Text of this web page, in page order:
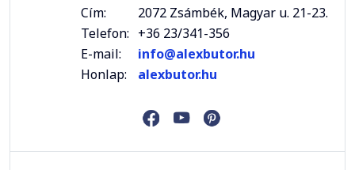
Cím:
2072 Zsámbék, Magyar u. 21-23.
Telefon: +36 23/341-356
E-mail:
info@alexbutor.hu
Honlap:
alexbutor.hu